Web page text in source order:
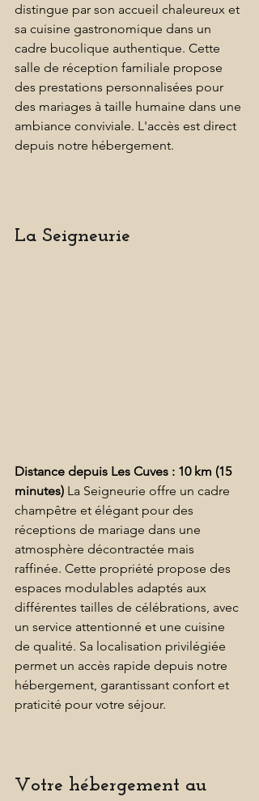
distingue par son accueil chaleureux et
sa cuisine gastronomique dans un
cadre bucolique authentique. Cette
salle de réception familiale propose
des prestations personnalisées pour
des mariages à taille humaine dans une
ambiance conviviale. L'accès est direct
depuis notre hébergement.
La Seigneurie
Distance depuis Les Cuves : 10 km (15
minutes) La Seigneurie offre un cadre
champêtre et élégant pour des
réceptions de mariage dans une
atmosphère décontractée mais
raffinée. Cette propriété propose des
espaces modulables adaptés aux
différentes tailles de célébrations, avec
un service attentionné et une cuisine
de qualité. Sa localisation privilégiée
permet un accès rapide depuis notre
hébergement, garantissant confort et
praticité pour votre séjour.
Votre hébergement au